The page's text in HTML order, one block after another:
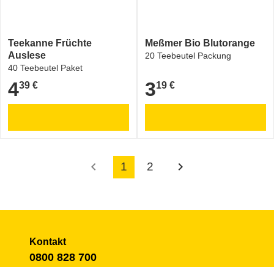
Teekanne Früchte
Auslese
40 Teebeutel Paket
4,39 €
439 €
Meßmer Bio Blutorange
20 Teebeutel Packung
3,19 €
319 €
chevron_left 1 2 chevron_right
Kontakt
0800 828 700